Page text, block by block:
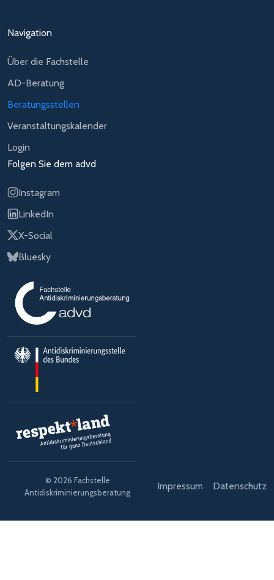
Navigation
Über die Fachstelle
AD-Beratung
Beratungsstellen
Veranstaltungskalender
Login
Folgen Sie dem advd
Instagram
LinkedIn
X-Social
Bluesky
© 2026 Fachstelle
Antidiskriminierungsberatung
Impressum Datenschutz